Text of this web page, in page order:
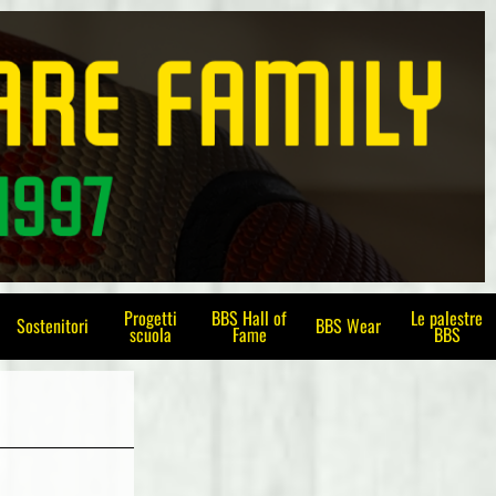
Sostenitori Progetti
scuola
BBS Hall of
Fame BBS Wear Le palestre
BBS